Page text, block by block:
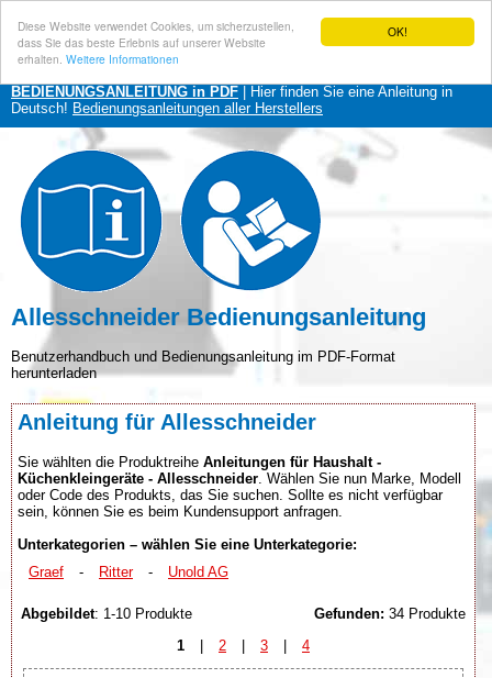
OK!
Diese Website verwendet Cookies, um sicherzustellen,
dass Sie das beste Erlebnis auf unserer Website
erhalten. Weitere Informationen
BEDIENUNGSANLEITUNG in PDF | Hier finden Sie eine Anleitung in
Deutsch! Bedienungsanleitungen aller Herstellers
Allesschneider Bedienungsanleitung
Benutzerhandbuch und Bedienungsanleitung im PDF-Format
herunterladen
Anleitung für Allesschneider
Sie wählten die Produktreihe Anleitungen für Haushalt -
Küchenkleingeräte - Allesschneider . Wählen Sie nun Marke, Modell
oder Code des Produkts, das Sie suchen. Sollte es nicht verfügbar
sein, können Sie es beim Kundensupport anfragen.
Unterkategorien – wählen Sie eine Unterkategorie:
Graef
- Ritter - Unold AG
Abgebildet: 1-10 Produkte Gefunden: 34 Produkte
1
| 2 | 3 | 4